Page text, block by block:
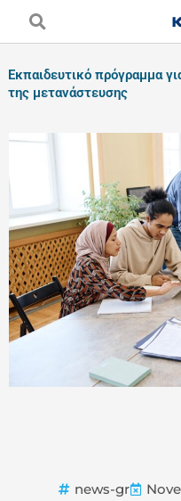
Εκπαιδευτικό πρόγραμμα
της μετανάστευσης
news-gr